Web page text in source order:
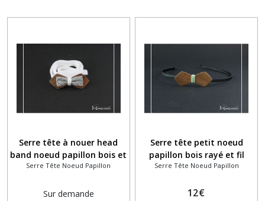
Serre tête à nouer head
band noeud papillon bois et
tissu gris à motifs blanc
Serre Tête Noeud Papillon
Sur demande
Serre tête petit noeud
papillon bois rayé et fil
coton vert eau
Serre Tête Noeud Papillon
12€